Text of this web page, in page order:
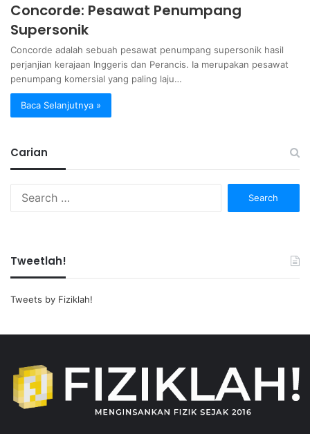
Concorde: Pesawat Penumpang
Supersonik
Concorde adalah sebuah pesawat penumpang supersonik hasil
perjanjian kerajaan Inggeris dan Perancis. Ia merupakan pesawat
penumpang komersial yang paling laju…
Baca Selanjutnya »
Carian
Tweetlah!
Tweets by Fiziklah!